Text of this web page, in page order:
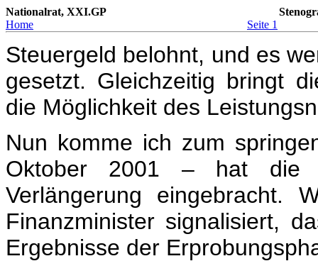
Nationalrat, XXI.GP
Home
Seite 1
Steuergeld belohnt, und es
gesetzt. Gleichzeitig bringt
die Möglichkeit des
Nun komme ich zum
Oktober 2001 – hat die
Verlängerung eingebracht.
Finanzminister signalisiert,
Ergebnisse der